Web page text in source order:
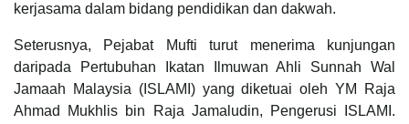
kerjasama dalam bidang pendidikan dan dakwah.
Seterusnya, Pejabat Mufti turut menerima kunjungan
daripada Pertubuhan Ikatan Ilmuwan Ahli Sunnah Wal
Jamaah Malaysia (ISLAMI) yang diketuai oleh YM Raja
Ahmad Mukhlis bin Raja Jamaludin, Pengerusi ISLAMI.